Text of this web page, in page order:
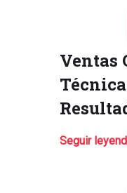
Ventas
Seguir